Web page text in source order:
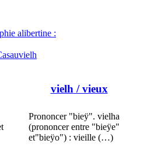
alibertine :
vielh / vieux
Prononcer "bieÿ". vielha
(prononcer entre "bieÿe"
et"bieÿo") : vieille (…)